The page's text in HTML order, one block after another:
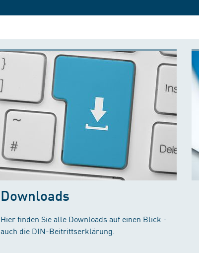
Downloads
Hier finden Sie alle Downloads auf einen Blick -
auch die DIN-Beitrittserklärung.